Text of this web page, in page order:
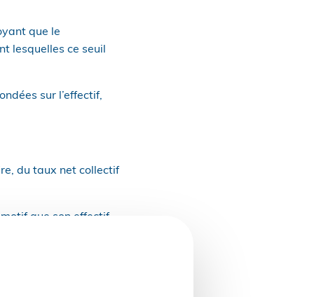
que le
lesquelles ce seuil
sur l’effectif,
du taux net collectif
que son effectif